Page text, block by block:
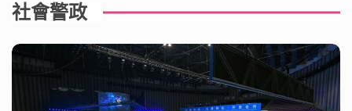
社會警政